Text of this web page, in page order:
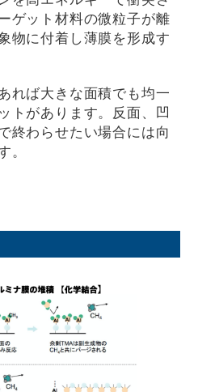
ゲット材料の微粒子が離
物に付着し薄膜を形成す
れば大きな面積でも均一
トがあります。反面、凹
終わらせたい場合には向
。